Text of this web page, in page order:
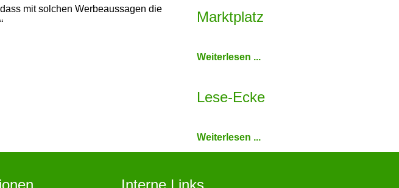
mit solchen Werbeaussagen die
Marktplatz
Weiterlesen ...
Lese-Ecke
Weiterlesen ...
Interne Links